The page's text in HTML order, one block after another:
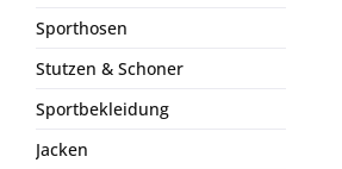
Sporthosen
Stutzen & Schoner
Sportbekleidung
Jacken